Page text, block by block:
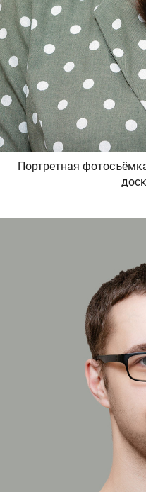
Портретная